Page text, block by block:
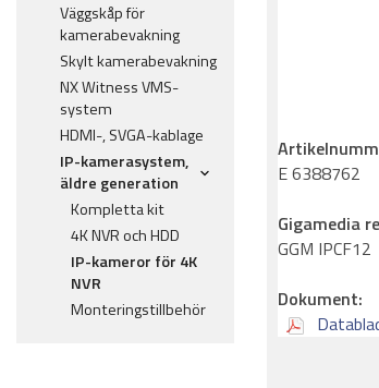
Väggskåp för
kamerabevakning
Skylt kamerabevakning
NX Witness VMS-
system
HDMI-, SVGA-kablage
IP-kamerasystem,
äldre generation
Kompletta kit
4K NVR och HDD
IP-kameror för 4K
NVR
Monteringstillbehör
E 6388762
Gigamedia
GGM IPCF12
Dokument: